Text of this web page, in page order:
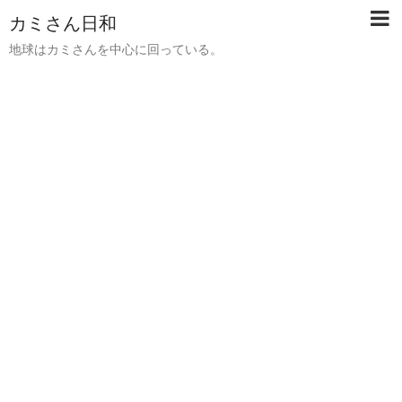
カミさん日和
地球はカミさんを中心に回っている。